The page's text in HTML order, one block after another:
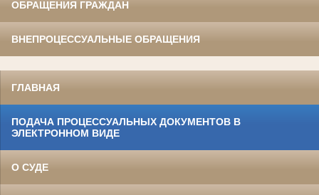
ОБРАЩЕНИЯ ГРАЖДАН
ВНЕПРОЦЕССУАЛЬНЫЕ ОБРАЩЕНИЯ
ГЛАВНАЯ
ПОДАЧА ПРОЦЕССУАЛЬНЫХ ДОКУМЕНТОВ В
ЭЛЕКТРОННОМ ВИДЕ
О СУДЕ